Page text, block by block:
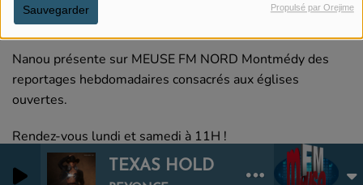
Sauvegarder Propulsé par Orejime
TEXAS HOLD EM
ÉCOUTER LE PODCAST
Nanou présente sur MEUSE FM NORD Montmédy des
reportages hebdomadaires consacrés aux églises
ouvertes.
Rendez-vous lundi et samedi à 11H !